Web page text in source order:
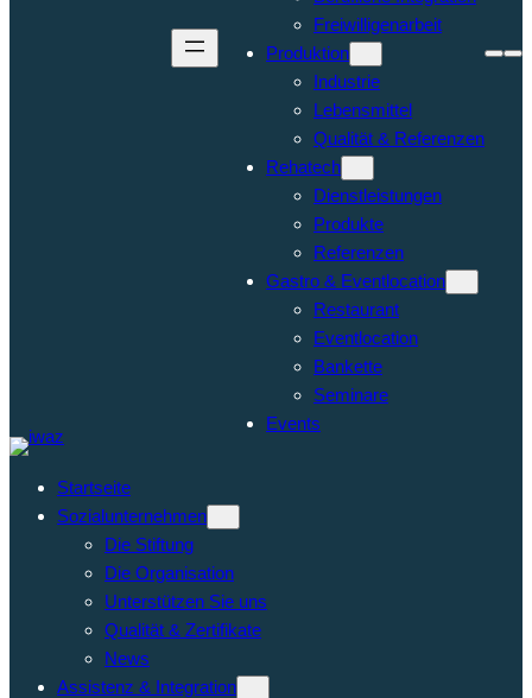
Freiwilligenarbeit
Produktion
Industrie
Lebensmittel
Qualität & Referenzen
Rehatech
Dienstleistungen
Produkte
Referenzen
Gastro & Eventlocation
Restaurant
Eventlocation
Bankette
Seminare
Events
Startseite
Sozialunternehmen
Die Stiftung
Die Organisation
Unterstützen Sie uns
Qualität & Zertifikate
News
Assistenz & Integration